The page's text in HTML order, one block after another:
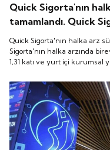
Quick Sigorta'nın
tamamlandı. Quick
yatırımcılara ayrılan
içi kurumsal
talep geldi. Quick
görmeye başlayacak.
Quick Sigorta'nın halka arz
Sigorta'nın halka arzında
1,31 katı ve yurt içi kurumsal
koduyla Borsa İstanbul'da